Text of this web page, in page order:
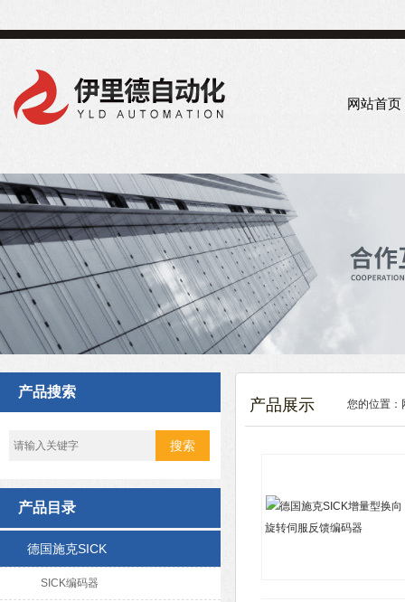
网站首页
产品搜索
产品目录
德国施克SICK
SICK编码器
产品展示 您的位置：